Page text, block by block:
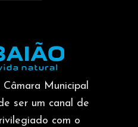
Municipal
ser um canal de
com o